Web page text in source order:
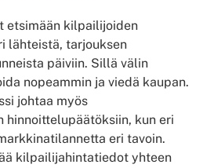
etsimään kilpailijoiden
lähteistä, tarjouksen
päiviin. Sillä välin
nopeammin ja viedä kaupan.
johtaa myös
hinnoittelupäätöksiin, kun eri
eri tavoin.
kilpailijahintatiedot yhteen